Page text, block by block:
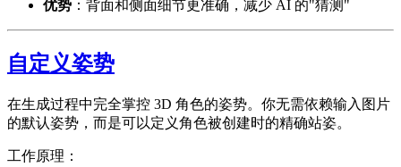
优势 ：背面和侧面细节更准确，减少 AI 的"猜测"
自定义姿势
在生成过程中完全掌控 3D 角色的姿势。你无需依赖输入图片
的默认姿势，而是可以定义角色被创建时的精确站姿。
工作原理：